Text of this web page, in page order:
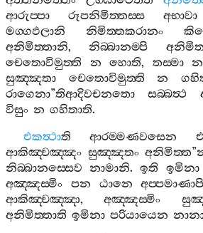
ආරුප‍්පා
රූපනිමිත‍්තස‍්ස අභාවා
මග‍්ගඵලානි
නිමිත‍්තකරානං
අනිමිත‍්තානි,නිබ‍්බානම‍්පි
චෙතොවිමුත‍්ති
න හොති, තස‍්මා න
සුඤ‍්ඤතා
චෙතොවිමුත‍්ති න
රාගෙනා”තිආදිවචනතො සබ‍්බත්‍ථ
විසුං න ගහිතාති.
එකත්‍ථාති ආරම‍්මණවසෙන
ආකිඤ‍්චඤ‍්ඤං සුඤ‍්ඤතං අනිමිත‍්ත”
නිබ‍්බානස‍්සෙව නාමානි.ඉති ඉමිනා
අඤ‍්ඤස‍්මිං
පන ඨානෙ අප‍්පමාණාපි
ආකිඤ‍්චඤ‍්ඤා,අඤ‍්ඤස‍්මිං
අනිමිත‍්තාති ඉමිනා පරියායෙන